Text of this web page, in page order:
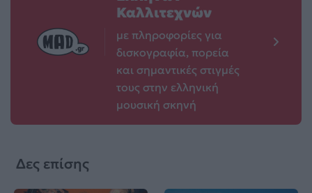
Καλλιτεχνών
με πληροφορίες για
δισκογραφία, πορεία
και σημαντικές στιγμές
τους στην ελληνική
μουσική σκηνή
Δες επίσης